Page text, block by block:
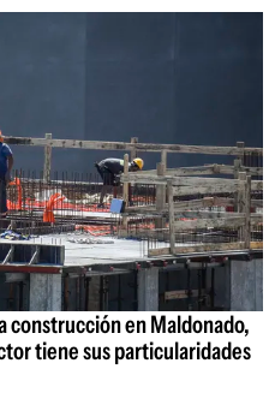
construcción en Maldonado,
tiene sus particularidades